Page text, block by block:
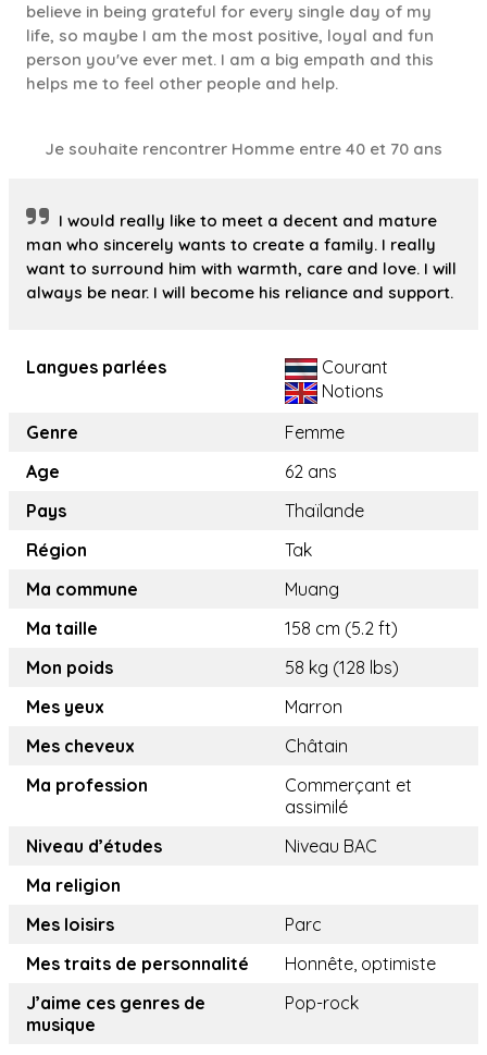
believe in being grateful for every single day of my
life, so maybe I am the most positive, loyal and fun
person you've ever met. I am a big empath and this
helps me to feel other people and help.
Je souhaite rencontrer Homme entre 40 et 70 ans
I would really like to meet a decent and mature
man who sincerely wants to create a family. I really
want to surround him with warmth, care and love. I will
always be near. I will become his reliance and support.
Langues parlées
Courant
Notions
Genre
Femme
Age
62 ans
Pays
Thaïlande
Région
Tak
Ma commune
Muang
Ma taille
158 cm (5.2 ft)
Mon poids
58 kg (128 lbs)
Mes yeux
Marron
Mes cheveux
Châtain
Ma profession
Commerçant et
assimilé
Niveau d’études
Niveau BAC
Ma religion
Mes loisirs
Parc
Mes traits de personnalité
Honnête, optimiste
J’aime ces genres de
musique
Pop-rock